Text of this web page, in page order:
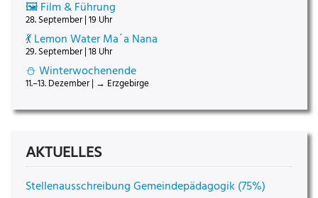
🖼️ Film & Führung
28. September | 19 Uhr
💃 Lemon Water Ma´a Nana
29. September | 18 Uhr
⛄ Winterwochenende
11.–13. Dezember | → Erzgebirge
AKTUELLES
Stellenausschreibung Gemeindepädagogik (75%)